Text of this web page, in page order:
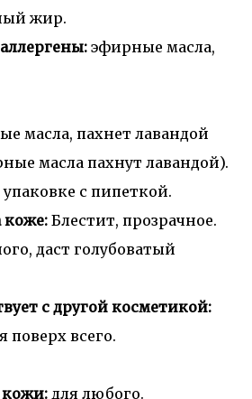
жир.
эфирные масла,
масла, пахнет лавандой
масла пахнут лавандой).
с пипеткой.
коже: Блестит, прозрачное.
даст голубоватый
с другой косметикой:
поверх всего.
кожи: для любого.